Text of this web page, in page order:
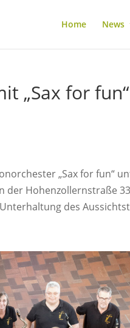
Home News
„Sax for fun“
„Sax for fun“
der Hohenzollernstraße
des